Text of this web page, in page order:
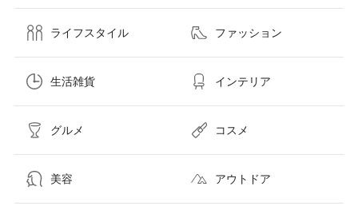
ライフスタイル ファッション
生活雑貨 インテリア
グルメ コスメ​
美容 アウトドア